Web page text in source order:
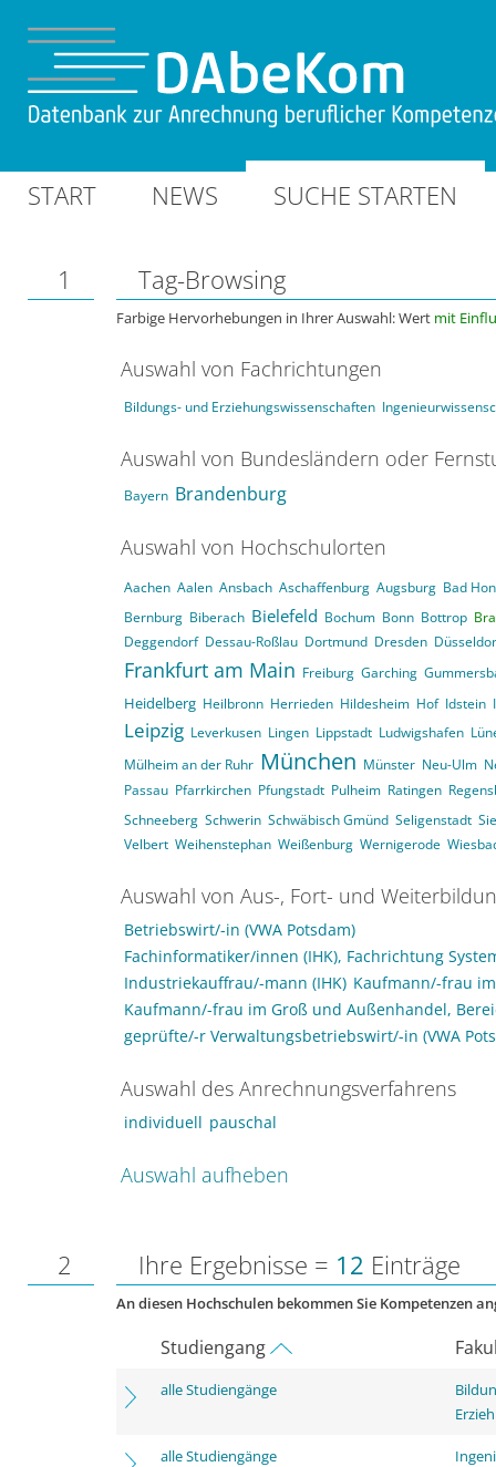
START NEWS SUCHE STARTEN
1 Tag-Browsing
Farbige Hervorhebungen in Ihrer Auswahl: Wert mit
Auswahl von Fachrichtungen
Bildungs- und Erziehungswissenschaften
Auswahl von Bundesländern oder
Bayern Brandenburg
Auswahl von Hochschulorten
Aachen Aalen Ansbach Aschaffenburg Augsburg Bad
Bernburg Biberach Bielefeld Bochum Bonn Bottrop
Deggendorf Dessau-Roßlau Dortmund Dresden
Frankfurt am Main Freiburg Garching
Heidelberg Heilbronn Herrieden Hildesheim Hof Idstein
Leipzig Leverkusen Lingen Lippstadt Ludwigshafen
Mülheim an der Ruhr München Münster Neu-Ulm
Passau Pfarrkirchen Pfungstadt Pulheim Ratingen
Schneeberg Schwerin Schwäbisch Gmünd Seligenstadt
Velbert Weihenstephan Weißenburg Wernigerode
Auswahl von Aus-, Fort- und
Betriebswirt/-in (VWA Potsdam)
Fachinformatiker/innen (IHK), Fachrichtung
Industriekauffrau/-mann (IHK) Kaufmann/-frau
Kaufmann/-frau im Groß und Außenhandel,
geprüfte/-r Verwaltungsbetriebswirt/-in (VWA
Auswahl des Anrechnungsverfahrens
individuell pauschal
Auswahl aufheben
2 Ihre Ergebnisse = 12 Einträge
An diesen Hochschulen bekommen Sie Kompetenzen
Studiengang
alle Studiengänge
alle Studiengänge